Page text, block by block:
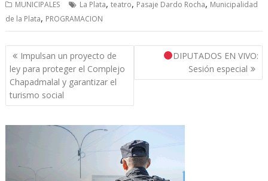
MUNICIPALES La Plata,teatro, Pasaje Dardo Rocha, Municipalidad
de la Plata, PROGRAMACION
Navegación
de
entradas
Impulsan un proyecto de
ley para proteger el Complejo
Chapadmalal y garantizar el
turismo social
DIPUTADOS EN VIVO:
Sesión especial